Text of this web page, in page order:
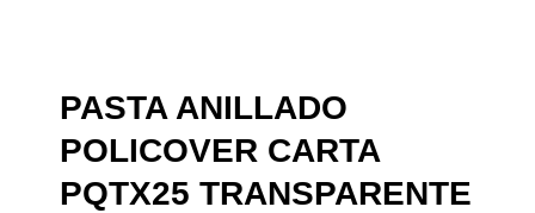
PASTA ANILLADO
POLICOVER CARTA
PQTX25 TRANSPARENTE